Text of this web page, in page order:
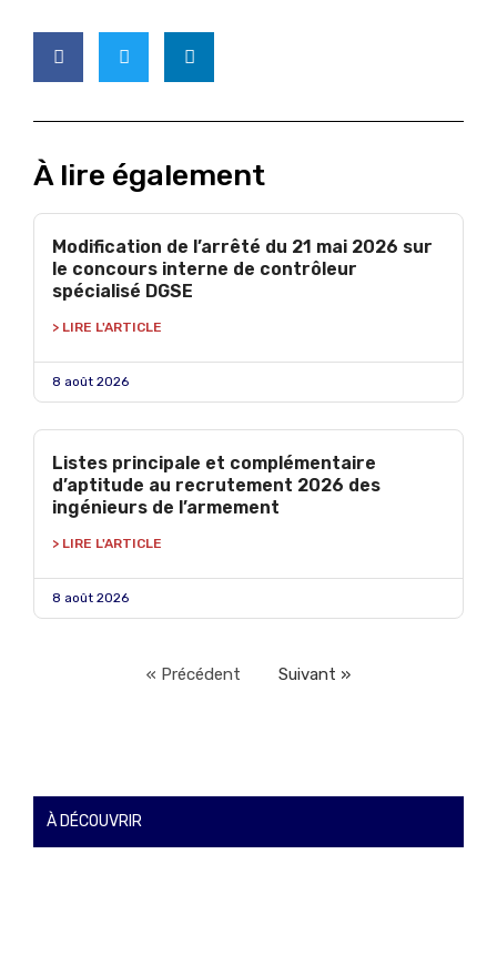
À lire également
Modification de l’arrêté du 21 mai 2026 sur
le concours interne de contrôleur
spécialisé DGSE
> LIRE L'ARTICLE
8 août 2026
Listes principale et complémentaire
d’aptitude au recrutement 2026 des
ingénieurs de l’armement
> LIRE L'ARTICLE
8 août 2026
« Précédent Suivant »
À DÉCOUVRIR